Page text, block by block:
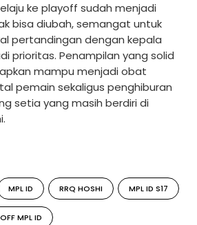
ke playoff sudah menjadi
bisa diubah, semangat untuk
pertandingan dengan kepala
prioritas. Penampilan yang solid
mampu menjadi obat
pemain sekaligus penghiburan
setia yang masih berdiri di
MPL ID RRQ HOSHI MPL ID S17
MPL ID